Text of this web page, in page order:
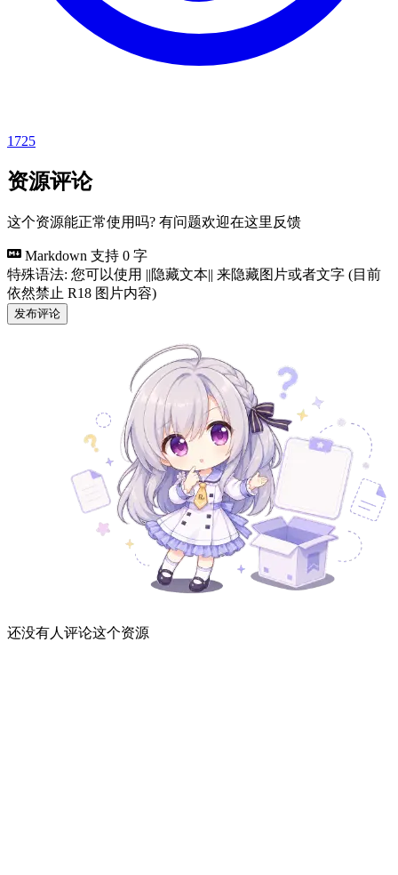
1725
资源评论
这个资源能正常使用吗? 有问题欢迎在这里反馈
Markdown 支持 0 字
特殊语法: 您可以使用 ||隐藏文本|| 来隐藏图片或者文字 (目前
依然禁止 R18 图片内容)
发布评论
还没有人评论这个资源